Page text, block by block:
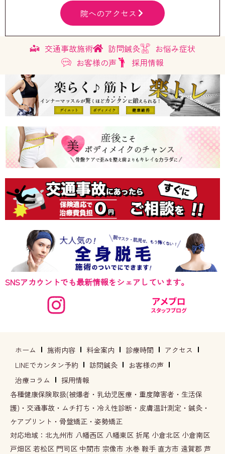
院へのアクセス
交通事故施術 訪問鍼灸
お悩み症状
お客様の声
採用情報
SNSアカウントでも最新情報をシェアしています。
ホーム 施術内容 料金案内 診療時間
アクセス
LINEでカンタン予約
訪問鍼灸
お客様の声
治療コラム
採用情報
各種健康保険取扱(被爆者・乳幼児医療・重度障害者・生活保
護)・交通事故・ムチ打ち・冷え性診断・皮膚温計測定・鍼灸・
ケアプリント・骨盤矯正・姿勢矯正
対応地域：北九州市 八幡西区 八幡東区 折尾 小倉北区 小倉南区
戸畑区 若松区 門司区 中間市 宗像市 水巻 鞍手 直方市 遠賀郡 芦